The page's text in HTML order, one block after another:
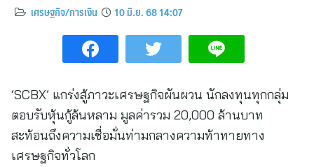
เศรษฐกิจ/การเงิน 10 มิ.ย. 68 14:07
‘SCBX’ แกร่งสู้ภาวะเศรษฐกิจผันผวน นักลงทุนทุกกลุ่ม
ตอบรับหุ้นกู้ล้นหลาม มูลค่ารวม 20,000 ล้านบาท
สะท้อนถึงความเชื่อมั่นท่ามกลางความท้าทายทาง
เศรษฐกิจทั่วโลก